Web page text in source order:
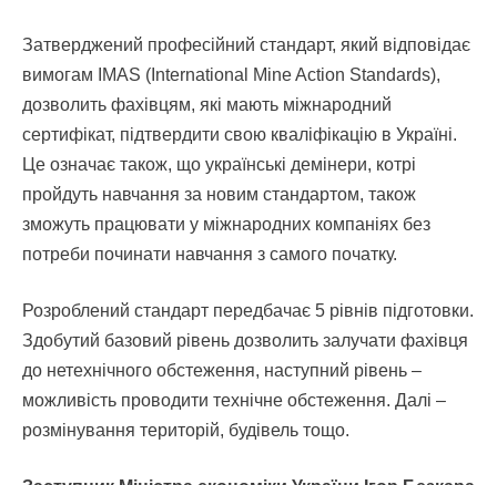
Затверджений професійний стандарт, який відповідає
вимогам IMAS (International Mine Action Standards),
дозволить фахівцям, які мають міжнародний
сертифікат, підтвердити свою кваліфікацію в Україні.
Це означає також, що українські демінери, котрі
пройдуть навчання за новим стандартом, також
зможуть працювати у міжнародних компаніях без
потреби починати навчання з самого початку.
Розроблений стандарт передбачає 5 рівнів підготовки.
Здобутий базовий рівень дозволить залучати фахівця
до нетехнічного обстеження, наступний рівень –
можливість проводити технічне обстеження. Далі –
розмінування територій, будівель тощо.